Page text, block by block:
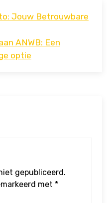
Jouw Betrouwbare
ANWB: Een
optie
gepubliceerd.
met *